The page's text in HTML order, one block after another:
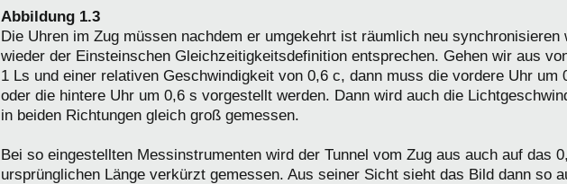
Abbildung 1.3
Die Uhren im Zug müssen nachdem er umgekehrt ist räumlich neu synchronisieren
wieder der Einsteinschen Gleichzeitigkeitsdefinition entsprechen. Gehen wir aus
1 Ls und einer relativen Geschwindigkeit von 0,6 c, dann muss die vordere Uhr um
oder die hintere Uhr um 0,6 s vorgestellt werden. Dann wird auch die
in beiden Richtungen gleich groß gemessen.
Bei so eingestellten Messinstrumenten wird der Tunnel vom Zug aus auch auf das
ursprünglichen Länge verkürzt gemessen. Aus seiner Sicht sieht das Bild dann so